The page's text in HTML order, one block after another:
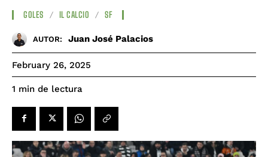
GOLES IL CALCIO SF
AUTOR: Juan José Palacios
February 26, 2025
1 min de lectura